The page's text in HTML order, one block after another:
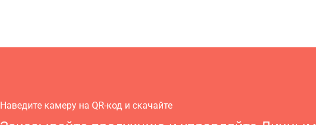
Наведите камеру на QR-код и скачайте